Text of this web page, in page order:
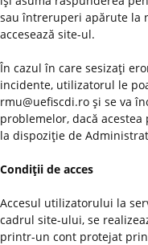
sau întreruperi apărute la
accesează site-ul.
În cazul în care sesizaţi
incidente, utilizatorul le
rmu@uefiscdi.ro şi se va
problemelor, dacă
la dispoziţie de
Condiţii de acces
Accesul utilizatorului la
cadrul site-ului, se
printr-un cont protejat prin